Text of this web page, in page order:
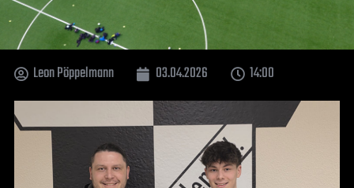
Leon Pöppelmann 03.04.2026 14:00